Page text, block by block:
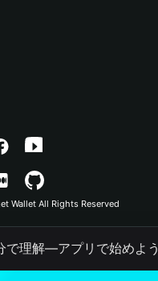
載
リシー
Wallet All Rights Reserved
で理解―アプリで始めよう